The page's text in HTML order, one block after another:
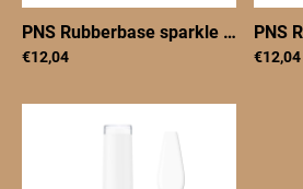
PNS Rubberbase sparkle white 7 ml
€12,04 €12,04